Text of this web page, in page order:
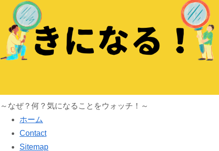
～なぜ？何？気になることをウォッチ！～
ホーム
Contact
Sitemap